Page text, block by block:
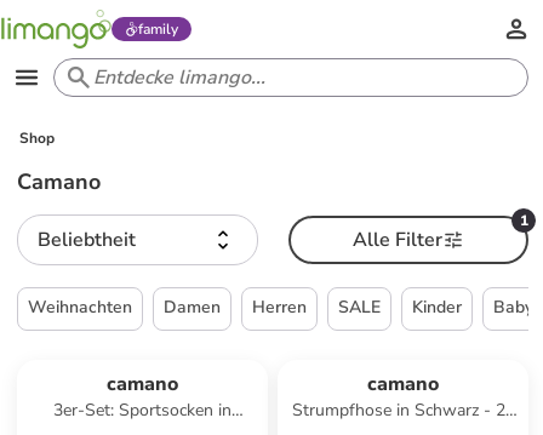
family
Shop
Camano
Beliebtheit
1
Alle Filter
Weihnachten Damen Herren SALE Kinder Babys
camano
3er-Set: Sportsocken in
camano
Strumpfhose in Schwarz - 20